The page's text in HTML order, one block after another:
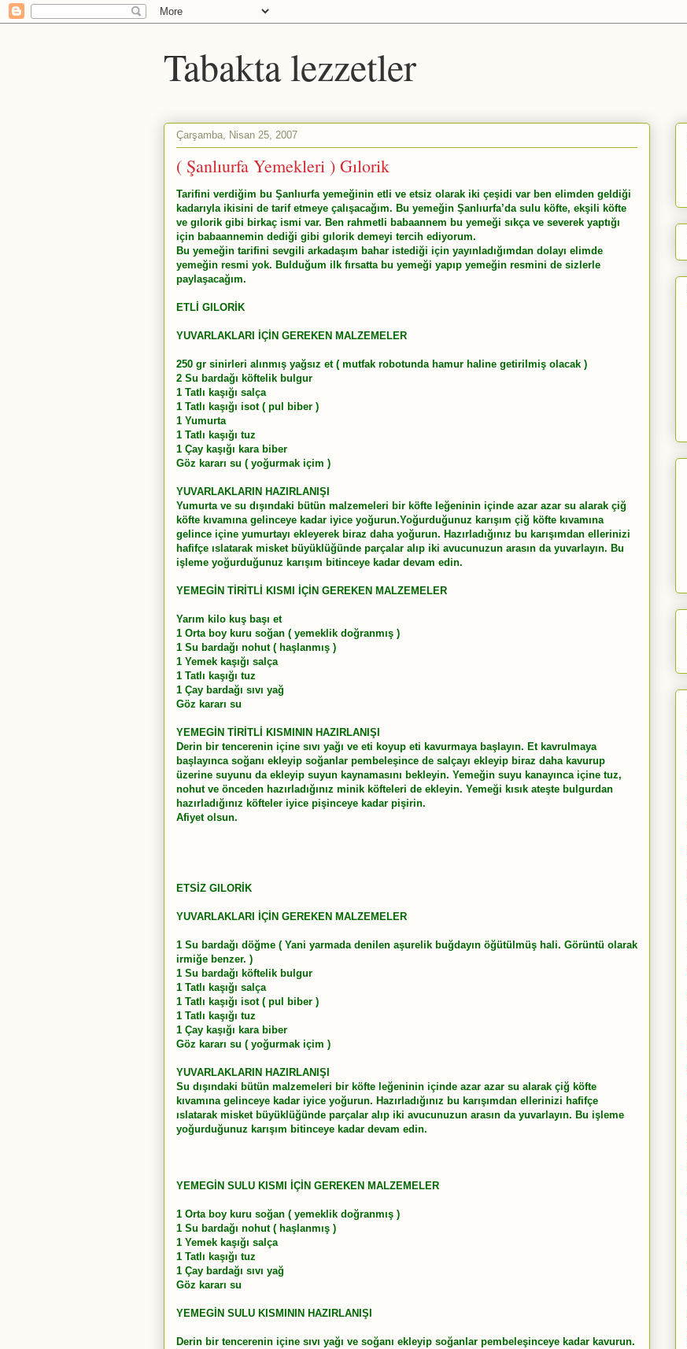
Tabakta lezzetler
Çarşamba, Nisan 25, 2007
( Şanlıurfa Yemekleri ) Gılorik
Tarifini verdiğim bu Şanlıurfa yemeğinin etli ve etsiz olarak iki çeşidi var ben elimden geldiği
kadarıyla ikisini de tarif etmeye çalışacağım. Bu yemeğin Şanlıurfa’da sulu köfte, ekşili köfte
ve gılorik gibi birkaç ismi var. Ben rahmetli babaannem bu yemeği sıkça ve severek yaptığı
için babaannemin dediği gibi gılorik demeyi tercih ediyorum.
Bu yemeğin tarifini sevgili arkadaşım bahar istediği için yayınladığımdan dolayı elimde
yemeğin resmi yok. Bulduğum ilk fırsatta bu yemeği yapıp yemeğin resmini de sizlerle
paylaşacağım.
ETLİ GILORİK
YUVARLAKLARI İÇİN GEREKEN MALZEMELER
250 gr sinirleri alınmış yağsız et ( mutfak robotunda hamur haline getirilmiş olacak )
2 Su bardağı köftelik bulgur
1 Tatlı kaşığı salça
1 Tatlı kaşığı isot ( pul biber )
1 Yumurta
1 Tatlı kaşığı tuz
1 Çay kaşığı kara biber
Göz kararı su ( yoğurmak içim )
YUVARLAKLARIN HAZIRLANIŞI
Yumurta ve su dışındaki bütün malzemeleri bir köfte leğeninin içinde azar azar su alarak çiğ
köfte kıvamına gelinceye kadar iyice yoğurun.Yoğurduğunuz karışım çiğ köfte kıvamına
gelince içine yumurtayı ekleyerek biraz daha yoğurun. Hazırladığınız bu karışımdan ellerinizi
hafifçe ıslatarak misket büyüklüğünde parçalar alıp iki avucunuzun arasın da yuvarlayın. Bu
işleme yoğurduğunuz karışım bitinceye kadar devam edin.
YEMEGİN TİRİTLİ KISMI İÇİN GEREKEN MALZEMELER
Yarım kilo kuş başı et
1 Orta boy kuru soğan ( yemeklik doğranmış )
1 Su bardağı nohut ( haşlanmış )
1 Yemek kaşığı salça
1 Tatlı kaşığı tuz
1 Çay bardağı sıvı yağ
Göz kararı su
YEMEGİN TİRİTLİ KISMININ HAZIRLANIŞI
Derin bir tencerenin içine sıvı yağı ve eti koyup eti kavurmaya başlayın. Et kavrulmaya
başlayınca soğanı ekleyip soğanlar pembeleşince de salçayı ekleyip biraz daha kavurup
üzerine suyunu da ekleyip suyun kaynamasını bekleyin. Yemeğin suyu kanayınca içine tuz,
nohut ve önceden hazırladığınız minik köfteleri de ekleyin. Yemeği kısık ateşte bulgurdan
hazırladığınız köfteler iyice pişinceye kadar pişirin.
Afiyet olsun.
ETSİZ GILORİK
YUVARLAKLARI İÇİN GEREKEN MALZEMELER
1 Su bardağı döğme ( Yani yarmada denilen aşurelik buğdayın öğütülmüş hali. Görüntü olarak
irmiğe benzer. )
1 Su bardağı köftelik bulgur
1 Tatlı kaşığı salça
1 Tatlı kaşığı isot ( pul biber )
1 Tatlı kaşığı tuz
1 Çay kaşığı kara biber
Göz kararı su ( yoğurmak içim )
YUVARLAKLARIN HAZIRLANIŞI
Su dışındaki bütün malzemeleri bir köfte leğeninin içinde azar azar su alarak çiğ köfte
kıvamına gelinceye kadar iyice yoğurun. Hazırladığınız bu karışımdan ellerinizi hafifçe
ıslatarak misket büyüklüğünde parçalar alıp iki avucunuzun arasın da yuvarlayın. Bu işleme
yoğurduğunuz karışım bitinceye kadar devam edin.
YEMEGİN SULU KISMI İÇİN GEREKEN MALZEMELER
1 Orta boy kuru soğan ( yemeklik doğranmış )
1 Su bardağı nohut ( haşlanmış )
1 Yemek kaşığı salça
1 Tatlı kaşığı tuz
1 Çay bardağı sıvı yağ
Göz kararı su
YEMEGİN SULU KISMININ HAZIRLANIŞI
Derin bir tencerenin içine sıvı yağı ve soğanı ekleyip soğanlar pembeleşinceye kadar kavurun.